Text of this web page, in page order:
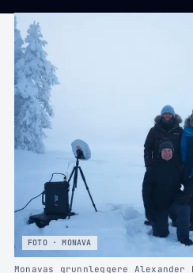
FOTO · MONAVA
Monavas grunnleggere